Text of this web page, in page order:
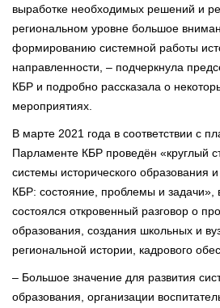
выработке необходимых решений и
региональном уровне большое
формированию системной работы
направленности, – подчеркнула
КБР и подробно рассказала о
мероприятиях.
В марте 2021 года в соответствии с
Парламенте КБР проведён «круглый
системы исторического образования
КБР: состояние, проблемы и задачи»,
состоялся откровенный разговор о
образования, создания школьных и
региональной истории, кадрового
– Большое значение для развития
образования, организации